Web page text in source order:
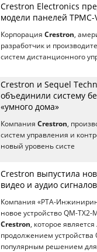
Crestron Electronics
модели панелей TPMC-
Корпорация Crestron,
разработчик и
систем дистанционного
Crestron и Sequel
объединили систему
«умного дома»
Компания Crestron,
систем управления и
новый уровень систе
Crestron выпустила
видео и аудио сигналов
Компания «РТА-
новое устройство QM-TX2-
Crestron, которое
продолжением устройства
популярным решением